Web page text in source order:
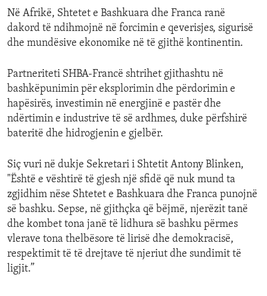
Në Afrikë, Shtetet e Bashkuara dhe Franca ranë
dakord të ndihmojnë në forcimin e qeverisjes, sigurisë
dhe mundësive ekonomike në të gjithë kontinentin.
Partneriteti SHBA-Francë shtrihet gjithashtu në
bashkëpunimin për eksplorimin dhe përdorimin e
hapësirës, investimin në energjinë e pastër dhe
ndërtimin e industrive të së ardhmes, duke përfshirë
bateritë dhe hidrogjenin e gjelbër.
Siç vuri në dukje Sekretari i Shtetit Antony Blinken,
"Është e vështirë të gjesh një sfidë që nuk mund ta
zgjidhim nëse Shtetet e Bashkuara dhe Franca punojnë
së bashku. Sepse, në gjithçka që bëjmë, njerëzit tanë
dhe kombet tona janë të lidhura së bashku përmes
vlerave tona thelbësore të lirisë dhe demokracisë,
respektimit të të drejtave të njeriut dhe sundimit të
ligjit.”